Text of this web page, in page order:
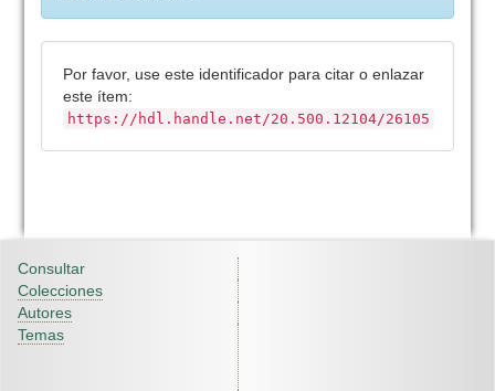
Por favor, use este identificador para citar o enlazar
este ítem:
https://hdl.handle.net/20.500.12104/26105
Consultar
Colecciones
Autores
Temas